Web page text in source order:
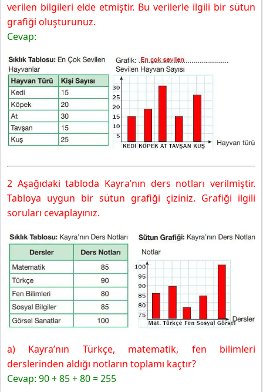
verilen bilgileri elde etmiştir. Bu verilerle ilgili bir sütun
grafiği oluşturunuz.
Cevap:
2 Aşağıdaki tabloda Kayra’nın ders notları verilmiştir.
Tabloya uygun bir sütun grafiği çiziniz. Grafiği ilgili
soruları cevaplayınız.
a) Kayra’nın Türkçe, matematik, fen bilimleri
derslerinden aldığı notların toplamı kaçtır?
Cevap: 90 + 85 + 80 = 255